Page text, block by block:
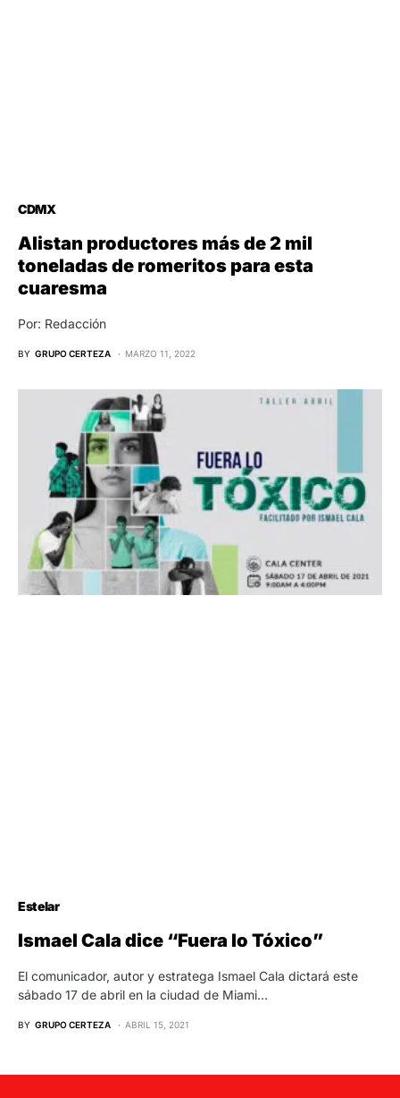
CDMX
Alistan productores más de 2 mil
toneladas de romeritos para esta
cuaresma
Por: Redacción
BY GRUPO CERTEZA MARZO 11, 2022
Estelar
Ismael Cala dice “Fuera lo Tóxico”
El comunicador, autor y estratega Ismael Cala dictará este
sábado 17 de abril en la ciudad de Miami…
BY GRUPO CERTEZA ABRIL 15, 2021